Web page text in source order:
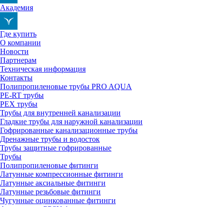
Академия
Где купить
О компании
Новости
Партнерам
Техническая информация
Контакты
Полипропиленовые трубы PRO AQUA
PE-RT трубы
PEX трубы
Трубы для внутренней канализации
Гладкие трубы для наружной канализации
Гофрированные канализационные трубы
Дренажные трубы и водосток
Трубы защитные гофрированные
Трубы
Полипропиленовые фитинги
Латунные компрессионные фитинги
Латунные аксиальные фитинги
Латунные резьбовые фитинги
Чугунные оцинкованные фитинги